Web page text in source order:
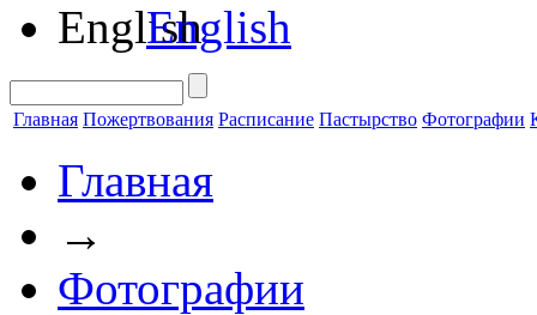
English
Главная Пожертвования Расписание Пастырство Фотографии
Главная
→
Фотографии